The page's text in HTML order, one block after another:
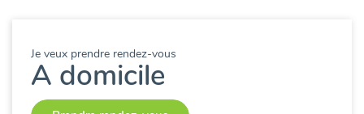
Je veux prendre rendez-vous
A domicile